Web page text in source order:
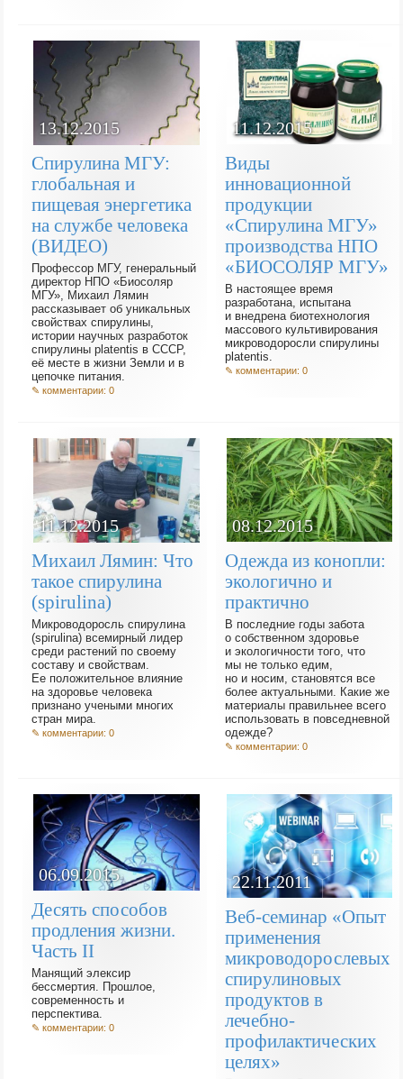
13.12.2015
Спирулина МГУ:
глобальная и
пищевая энергетика
на службе человека
(ВИДЕО)
Профессор МГУ, генеральный
директор НПО «Биосоляр
МГУ», Михаил Лямин
рассказывает об уникальных
свойствах спирулины,
истории научных разработок
cпирулины platentis в СССР,
её месте в жизни Земли и в
цепочке питания.
✎ комментарии: 0
11.12.2015
Виды
инновационной
продукции
«Спирулина МГУ»
производства НПО
«БИОСОЛЯР МГУ»
В настоящее время
разработана, испытана
и внедрена биотехнология
массового культивирования
микроводоросли спирулины
platentis.
✎ комментарии: 0
11.12.2015
Михаил Лямин: Что
такое спирулина
(spirulina)
Микроводоросль спирулина
(spirulina) всемирный лидер
среди растений по своему
составу и свойствам.
Ее положительное влияние
на здоровье человека
признано учеными многих
стран мира.
✎ комментарии: 0
08.12.2015
Одежда из конопли:
экологично и
практично
В последние годы забота
о собственном здоровье
и экологичности того, что
мы не только едим,
но и носим, становятся все
более актуальными. Какие же
материалы правильнее всего
использовать в повседневной
одежде?
✎ комментарии: 0
06.09.2015
Десять способов
продления жизни.
Часть II
Манящий элексир
бессмертия. Прошлое,
современность и
перспектива.
✎ комментарии: 0
22.11.2011
Веб-семинар «Опыт
применения
микроводорослевых
спирулиновых
продуктов в
лечебно-
профилактических
целях»